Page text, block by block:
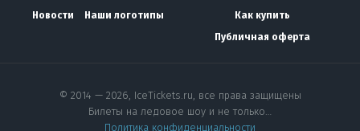
Новости
Наши логотипы
Как купить
Публичная оферта
© 2014 — 2026, IceTickets.ru, все права защищены
Билеты на ледовое шоу и не только…
Политика конфиденциальности